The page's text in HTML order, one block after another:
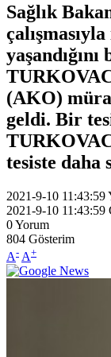
Sağlık
(AKO)
geldi. Bir
tesiste daha
2021-9-10 11:43:59
2021-9-10 11:43:59
0Yorum
804 Gösterim
A- A+